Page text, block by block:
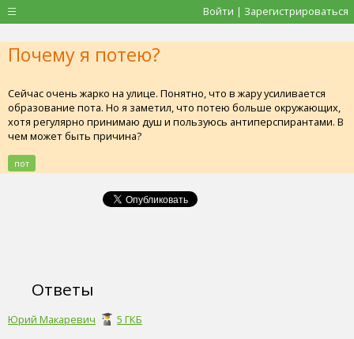
Войти | Зарегистрироваться
Почему я потею?
Сейчас очень жарко на улице. Понятно, что в жару усиливается
образование пота. Но я заметил, что потею больше окружающих,
хотя регулярно принимаю душ и пользуюсь антиперспирантами. В
чем может быть причина?
пот
Ответы
Юрий Макаревич 5 ГКБ